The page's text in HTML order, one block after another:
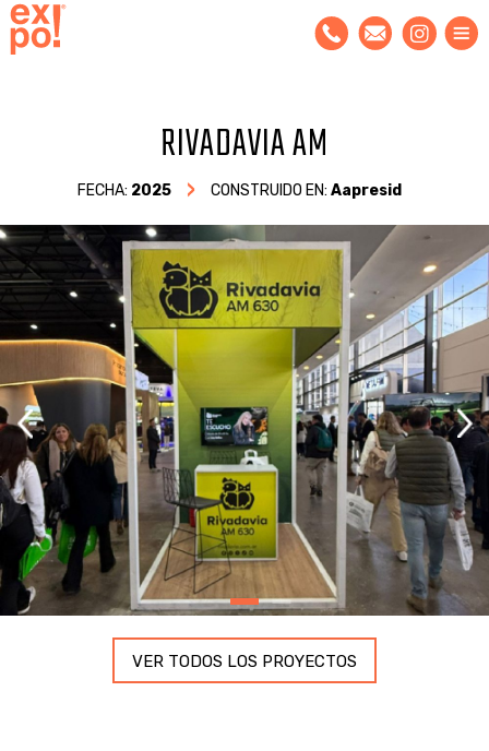
RIVADAVIA AM
FECHA: 2025 CONSTRUIDO EN: Aapresid
VER TODOS LOS PROYECTOS